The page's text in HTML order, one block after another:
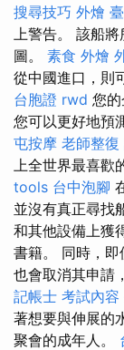
搜尋技巧 外燴
上警告。 該船
圖。 素食 外燴
從中國進口，則
台胞證 rwd 您
您可以更好地預
屯按摩 老師整復
上全世界最喜歡
tools 台中泡腳
並沒有真正尋找
和其他設備上獲
書籍。 同時，即
也會取消其申請
記帳士 考試內容
著想要與伸展的
聚會的成年人。